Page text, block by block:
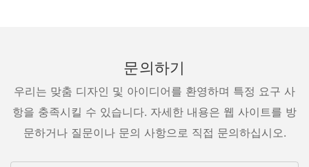
문의하기
우리는 맞춤 디자인 및 아이디어를 환영하며 특정 요구 사
항을 충족시킬 수 있습니다. 자세한 내용은 웹 사이트를 방
문하거나 질문이나 문의 사항으로 직접 문의하십시오.